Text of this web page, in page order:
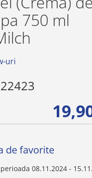
750 ml
uri
de favorite
08.11.2024 -